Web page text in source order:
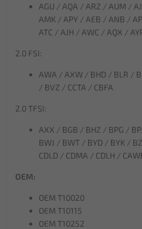
AGU / AQA / ARZ / AUM /
AMK / APY / AEB / ANB /
ATC / AJH / AWC / AQX /
2.0 FSI:
AWA / AXW / BHD / BLR /
/ BVZ / CCTA / CBFA
2.0 TFSI:
AXX / BGB / BHZ / BPG /
BWJ / BWT / BYD / BYK /
CDLD / CDMA / CDLH /
OEM:
OEM T10020
OEM T10115
OEM T10252